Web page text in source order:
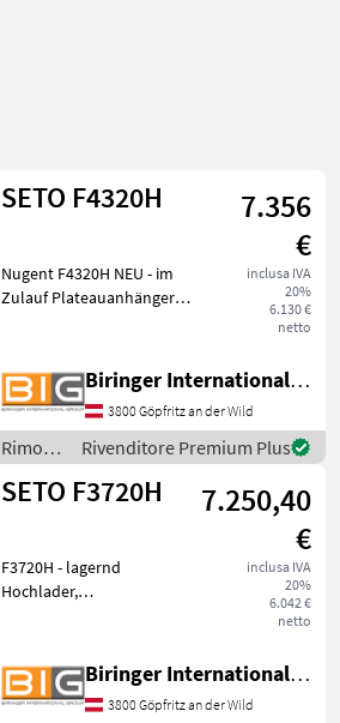
SETO F4320H
7.356
€
inclusa IVA
20%
6.130 €
netto
Nugent F4320H NEU - im
Zulauf Plateauanhänger
2, 00 m Höchstzulässiges
Gesamtgewicht 3.500 kg
Eigengewicht ca. 805 kg /
Nutzlas
Biringer International GmbH
3800 Göpfritz an der Wild
Rimorchi
/ SETO
Rivenditore Premium Plus
SETO F3720H
7.250,40
€
inclusa IVA
20%
6.042 €
netto
F3720H - lagernd
Hochlader,
Anhänger ist aus
vollfeuerverzinktem Stahl
gefertigt Boden aus einer
Biringer International GmbH
3800 Göpfritz an der Wild